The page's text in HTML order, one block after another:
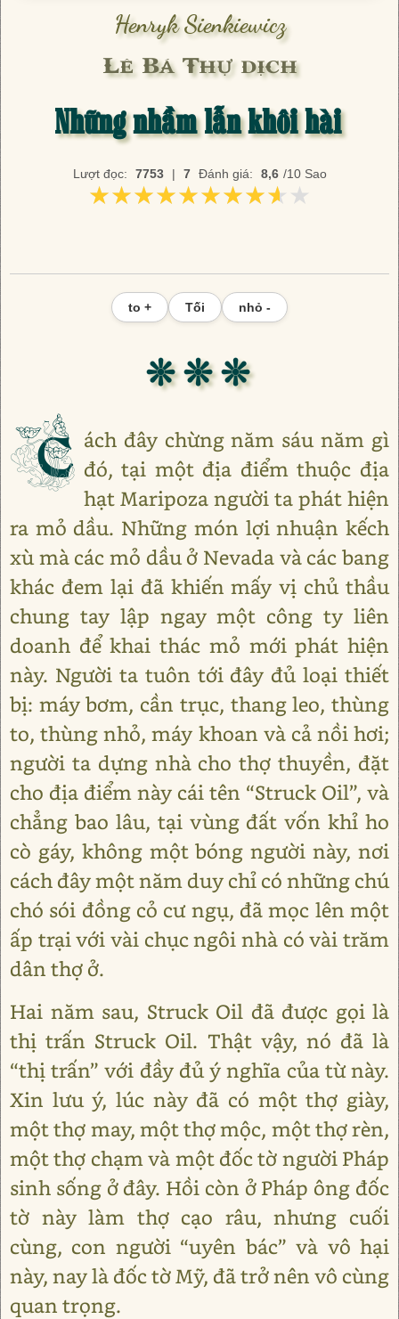
Henryk Sienkiewicz
Lê Bá Thự dịch
Những nhầm lẫn khôi hài
Lượt đọc: 7753 | 7 Đánh giá: 8,6 /10 Sao
★★★★★★★★★★
★★★★★★★★★★
to + Tối nhỏ -
❊ ❊ ❊
C ách đây chừng năm sáu năm gì
đó, tại một địa điểm thuộc địa
hạt Maripoza người ta phát hiện
ra mỏ dầu. Những món lợi nhuận kếch
xù mà các mỏ dầu ở Nevada và các bang
khác đem lại đã khiến mấy vị chủ thầu
chung tay lập ngay một công ty liên
doanh để khai thác mỏ mới phát hiện
này. Người ta tuôn tới đây đủ loại thiết
bị: máy bơm, cần trục, thang leo, thùng
to, thùng nhỏ, máy khoan và cả nồi hơi;
người ta dựng nhà cho thợ thuyền, đặt
cho địa điểm này cái tên “Struck Oil”, và
chẳng bao lâu, tại vùng đất vốn khỉ ho
cò gáy, không một bóng người này, nơi
cách đây một năm duy chỉ có những chú
chó sói đồng cỏ cư ngụ, đã mọc lên một
ấp trại với vài chục ngôi nhà có vài trăm
dân thợ ở.
Hai năm sau, Struck Oil đã được gọi là
thị trấn Struck Oil. Thật vậy, nó đã là
“thị trấn” với đầy đủ ý nghĩa của từ này.
Xin lưu ý, lúc này đã có một thợ giày,
một thợ may, một thợ mộc, một thợ rèn,
một thợ chạm và một đốc tờ người Pháp
sinh sống ở đây. Hồi còn ở Pháp ông đốc
tờ này làm thợ cạo râu, nhưng cuối
cùng, con người “uyên bác” và vô hại
này, nay là đốc tờ Mỹ, đã trở nên vô cùng
quan trọng.